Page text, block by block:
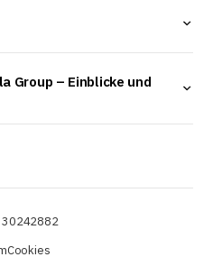
Group – Einblicke und
30242882
Cookies